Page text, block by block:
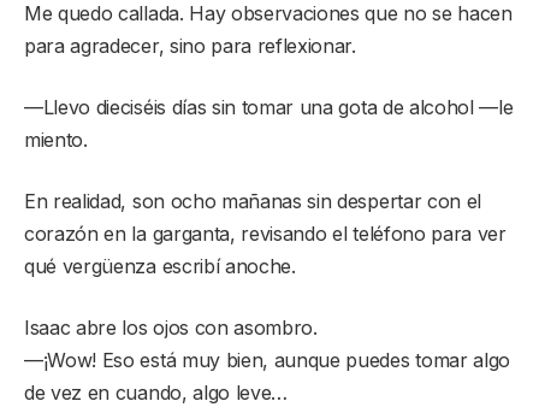
Me quedo callada. Hay observaciones que no se hacen
para agradecer, sino para reflexionar.
—Llevo dieciséis días sin tomar una gota de alcohol —le
miento.
En realidad, son ocho mañanas sin despertar con el
corazón en la garganta, revisando el teléfono para ver
qué vergüenza escribí anoche.
Isaac abre los ojos con asombro.
—¡Wow! Eso está muy bien, aunque puedes tomar algo
de vez en cuando, algo leve…